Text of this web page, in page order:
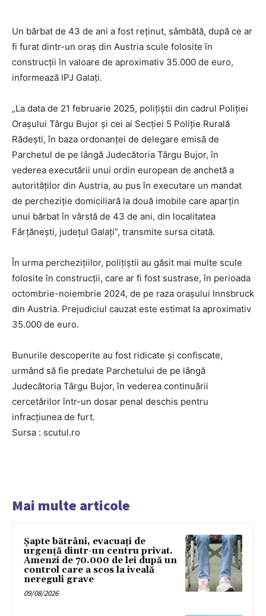
Un bărbat de 43 de ani a fost reținut, sâmbătă, după ce ar
fi furat dintr-un oraș din Austria scule folosite în
construcții în valoare de aproximativ 35.000 de euro,
informează IPJ Galați.
„La data de 21 februarie 2025, polițiștii din cadrul Poliției
Orașului Târgu Bujor și cei ai Secției 5 Poliție Rurală
Rădești, în baza ordonanței de delegare emisă de
Parchetul de pe lângă Judecătoria Târgu Bujor, în
vederea executării unui ordin european de anchetă a
autorităților din Austria, au pus în executare un mandat
de percheziție domiciliară la două imobile care aparțin
unui bărbat în vârstă de 43 de ani, din localitatea
Fârțănești, județul Galați”, transmite sursa citată.
În urma perchezițiilor, polițiștii au găsit mai multe scule
folosite în construcții, care ar fi fost sustrase, în perioada
octombrie-noiembrie 2024, de pe raza orașului Innsbruck
din Austria. Prejudiciul cauzat este estimat la aproximativ
35.000 de euro.
Bunurile descoperite au fost ridicate și confiscate,
urmând să fie predate Parchetului de pe lângă
Judecătoria Târgu Bujor, în vederea continuării
cercetărilor într-un dosar penal deschis pentru
infracțiunea de furt.
Sursa : scutul.ro
Mai multe articole
Șapte bătrâni, evacuați de
urgență dintr-un centru privat.
Amenzi de 70.000 de lei după un
control care a scos la iveală
nereguli grave
09/08/2026